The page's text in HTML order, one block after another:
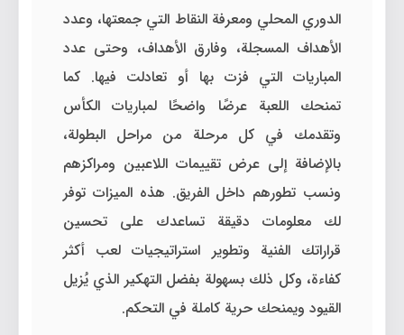
الدوري المحلي ومعرفة النقاط التي جمعتها، وعدد
الأهداف المسجلة، وفارق الأهداف، وحتى عدد
المباريات التي فزت بها أو تعادلت فيها. كما
تمنحك اللعبة عرضًا واضحًا لمباريات الكأس
وتقدمك في كل مرحلة من مراحل البطولة،
بالإضافة إلى عرض تقييمات اللاعبين ومراكزهم
ونسب تطورهم داخل الفريق. هذه الميزات توفر
لك معلومات دقيقة تساعدك على تحسين
قراراتك الفنية وتطوير استراتيجيات لعب أكثر
كفاءة، وكل ذلك بسهولة بفضل التهكير الذي يُزيل
القيود ويمنحك حرية كاملة في التحكم.